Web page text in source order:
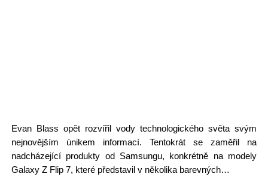
Evan Blass opět rozvířil vody technologického světa svým
nejnovějším únikem informací. Tentokrát se zaměřil na
nadcházející produkty od Samsungu, konkrétně na modely
Galaxy Z Flip 7, které představil v několika barevných…